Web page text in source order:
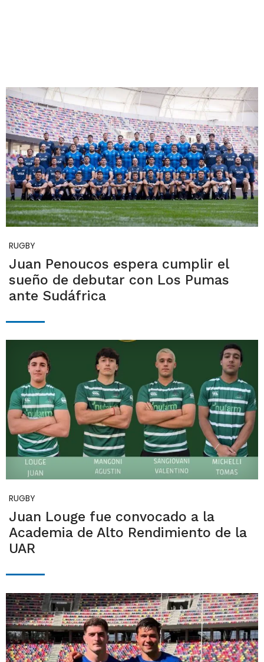
RUGBY
Juan Penoucos espera cumplir el
sueño de debutar con Los Pumas
ante Sudáfrica
RUGBY
Juan Louge fue convocado a la
Academia de Alto Rendimiento de la
UAR